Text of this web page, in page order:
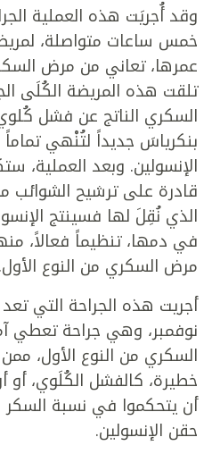
وقد أُجريَت هذه العملية
خمس ساعات متواصلة،
عمرها، تعاني من مرض
تلقت هذه المريضة الكُلَى
السكري الناتج عن فشل
بنكرياسَ جديداً لتُنْهي
الإنسولين. وبعد العملية،
قادرة على ترشيح الشوائب
الذي نُقِلَ لها فسينتج
في دمها، تنظيماً فعالاً،
مرض السكري من النوع الأول.
أجريت هذه الجراحة التي
نوفمبر، وهي جراحة تعطي
السكري من النوع الأول،
خطيرة، كالفشل الكُلَوي، أو
أن يتحكموا في نسبة
حقن الإنسولين.